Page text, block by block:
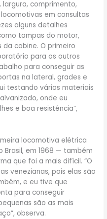
comprimento,
em consultas
alguns detalhes
tampas do motor,
cabine. O primeiro
para os outros
para conseguir as
na lateral, grades e
testando vários materiais
onde eu
e boa resistência”,
locomotiva elétrica
em 1968 — também
que foi a mais difícil. “O
venezianas, pois elas são
e eu tive que
para conseguir
são as mais
observa.